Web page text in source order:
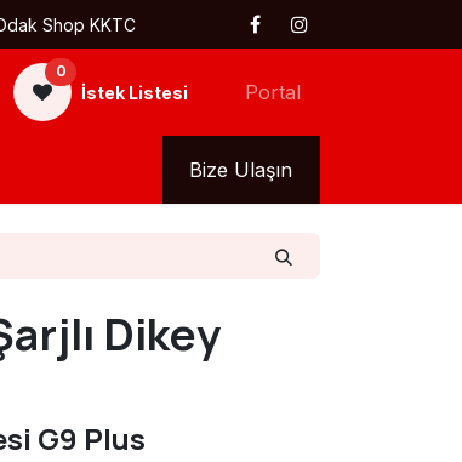
Shop KKTC
0
İstek Listesi Portal
Bize Ulaşın
Dikey
G9 Plus